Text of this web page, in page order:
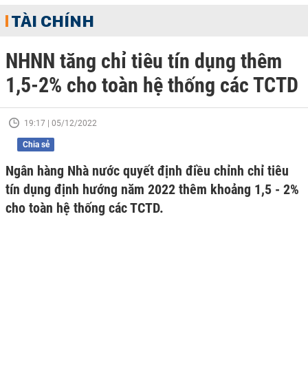
TÀI CHÍNH
NHNN tăng chỉ tiêu tín dụng thêm
1,5-2% cho toàn hệ thống các TCTD
19:17 | 05/12/2022
Chia sẻ
Ngân hàng Nhà nước quyết định điều chỉnh chỉ tiêu
tín dụng định hướng năm 2022 thêm khoảng 1,5 - 2%
cho toàn hệ thống các TCTD.